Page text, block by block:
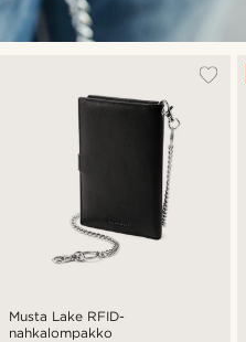
Musta Lake RFID-
nahkalompakko